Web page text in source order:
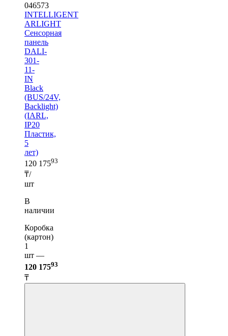
046573
INTELLIGENT
ARLIGHT
Сенсорная
панель
DALI-
301-
11-
IN
Black
(BUS/24V,
Backlight)
(IARL,
IP20
Пластик,
5
лет)
120 17593
₸/
шт
В
наличии
Коробка
(картон)
1
шт —
120 17593
₸